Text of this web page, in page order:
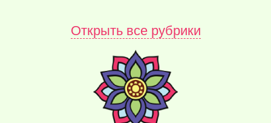
Открыть все рубрики